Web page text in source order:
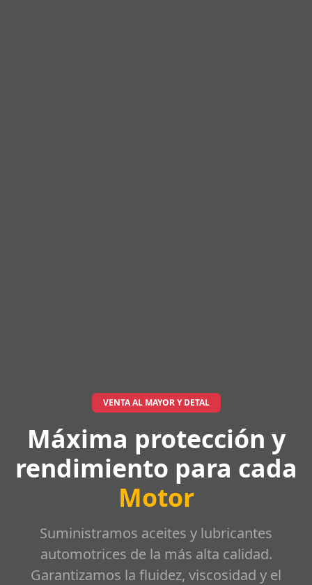
VENTA AL MAYOR Y DETAL
Máxima protección y
rendimiento para cada
Motor
Suministramos aceites y lubricantes
automotrices de la más alta calidad.
Garantizamos la fluidez, viscosidad y el